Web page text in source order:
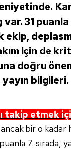
31 puanla
ekip,
için de
doğru
bilgileri.
takip etmek
bir o
7. sırada,